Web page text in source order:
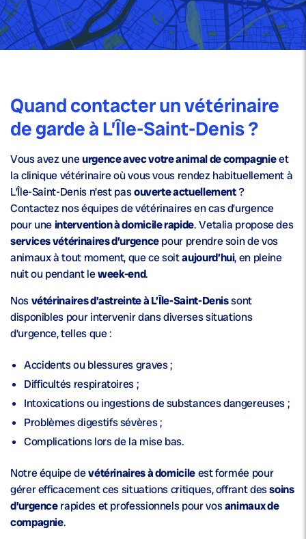
Quand contacter un vétérinaire
de garde à L’Île-Saint-Denis ?
Vous avez uneurgence avec votre animal de compagnieet
la clinique vétérinaire où vous vous rendez habituellement à
L’Île-Saint-Denis n’est pasouverte actuellement?
Contactez nos équipes de vétérinaires en cas d’urgence
pour uneintervention à domicile rapide. Vetalia propose des
services vétérinaires d’urgencepour prendre soin de vos
animaux à tout moment, que ce soitaujourd’hui, en pleine
nuit ou pendant leweek-end.
Nosvétérinaires d’astreinte à L’Île-Saint-Denissont
disponibles pour intervenir dans diverses situations
d’urgence, telles que :
Accidents ou blessures graves ;
Difficultés respiratoires ;
Intoxications ou ingestions de substances dangereuses ;
Problèmes digestifs sévères ;
Complications lors de la mise bas.
Notre équipe devétérinaires à domicileest formée pour
gérer efficacement ces situations critiques, offrant dessoins
d’urgencerapides et professionnels pour vosanimaux de
compagnie.